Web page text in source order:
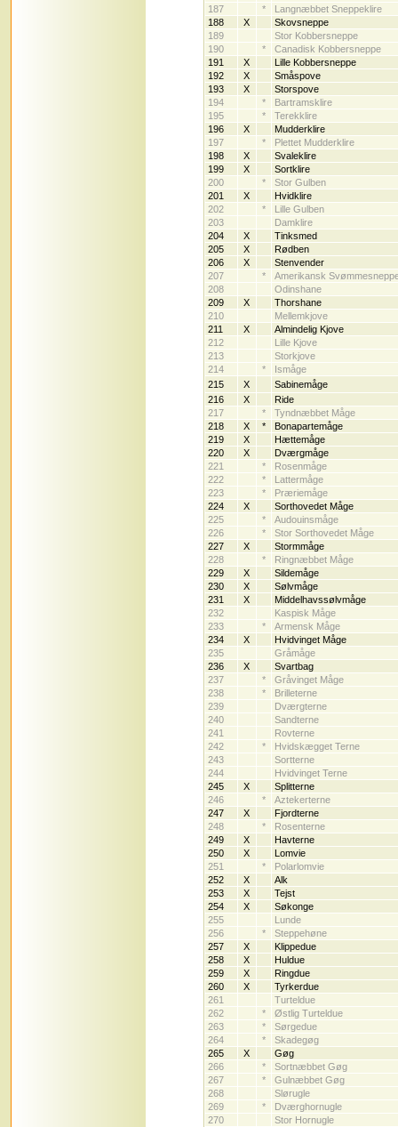
187
*
Langnæbbet Sneppeklire
188
X
Skovsneppe
189
Stor Kobbersneppe
190
*
Canadisk Kobbersneppe
191
X
Lille Kobbersneppe
192
X
Småspove
193
X
Storspove
194
*
Bartramsklire
195
*
Terekklire
196
X
Mudderklire
197
*
Plettet Mudderklire
198
X
Svaleklire
199
X
Sortklire
200
*
Stor Gulben
201
X
Hvidklire
202
*
Lille Gulben
203
Damklire
204
X
Tinksmed
205
X
Rødben
206
X
Stenvender
207
*
Amerikansk
208
Odinshane
209
X
Thorshane
210
Mellemkjove
211
X
Almindelig Kjove
212
Lille Kjove
213
Storkjove
214
*
Ismåge
215
X
Sabinemåge
216
X
Ride
217
*
Tyndnæbbet Måge
218
X *
Bonapartemåge
219
X
Hættemåge
220
X
Dværgmåge
221
*
Rosenmåge
222
*
Lattermåge
223
*
Præriemåge
224
X
Sorthovedet Måge
225
*
Audouinsmåge
226
*
Stor Sorthovedet Måge
227
X
Stormmåge
228
*
Ringnæbbet Måge
229
X
Sildemåge
230
X
Sølvmåge
231
X
Middelhavssølvmåge
232
Kaspisk Måge
233
*
Armensk Måge
234
X
Hvidvinget Måge
235
Gråmåge
236
X
Svartbag
237
*
Gråvinget Måge
238
*
Brilleterne
239
Dværgterne
240
Sandterne
241
Rovterne
242
*
Hvidskægget Terne
243
Sortterne
244
Hvidvinget Terne
245
X
Splitterne
246
*
Aztekerterne
247
X
Fjordterne
248
*
Rosenterne
249
X
Havterne
250
X
Lomvie
251
*
Polarlomvie
252
X
Alk
253
X
Tejst
254
X
Søkonge
255
Lunde
256
*
Steppehøne
257
X
Klippedue
258
X
Huldue
259
X
Ringdue
260
X
Tyrkerdue
261
Turteldue
262
*
Østlig Turteldue
263
*
Sørgedue
264
*
Skadegøg
265
X
Gøg
266
*
Sortnæbbet Gøg
267
*
Gulnæbbet Gøg
268
Slørugle
269
*
Dværghornugle
270
Stor Hornugle